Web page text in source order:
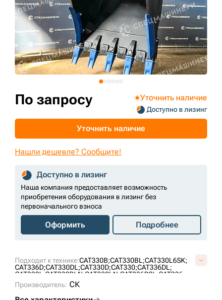
Подходит к технике:CAT330B;CAT330BL;CAT330L6SK;
CAT336D;CAT330DL;CAT330D;CAT330;CAT336DL;
CAT330L;CAT330BLN;CAT330LN;CAT336D2L;CAT336;
CAT330D2L;
CAT330GS;
Производитель: СК
По запросу Уточнить наличие
Доступно в лизинг
Уточнить наличие
Нашли дешевле? Сообщите!
Доступно в лизинг
Наша компания предоставляет возможность
приобретения оборудования в лизинг без
первоначального взноса
Оформить Подробнее
sksale@skdst.ru
+7 (499) 394-50-93